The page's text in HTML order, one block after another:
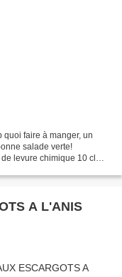
quoi faire à manger, un
salade verte!
levure chimique 10 cl
A L'ANIS